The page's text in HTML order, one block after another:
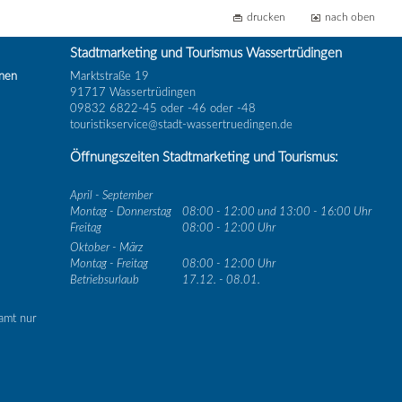
drucken nach oben
nur
Stadtmarketing und Tourismus Wassertrüdingen
Marktstraße 19
91717 Wassertrüdingen
09832 6822-45 oder -46 oder -48
touristikservice@stadt-wassertruedingen.de
Öffnungszeiten Stadtmarketing und Tourismus:
April - September
Montag - Donnerstag
08:00 - 12:00 und 13:00 - 16:00 Uhr
Freitag
08:00 - 12:00 Uhr
Oktober - März
Montag - Freitag
08:00 - 12:00 Uhr
Betriebsurlaub
17.12. - 08.01.